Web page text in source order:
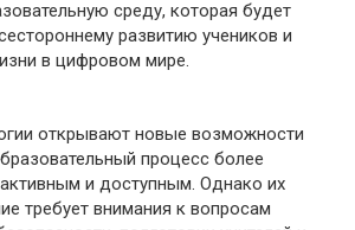
среду, которая будет
развитию учеников и
в цифровом мире.
открывают новые возможности
процесс более
и доступным. Однако их
требует внимания к вопросам